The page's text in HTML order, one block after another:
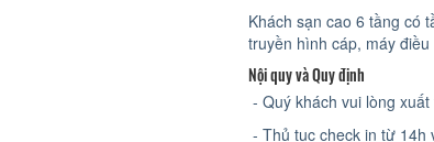
Khách sạn cao 6 tầng có
truyền hình cáp, máy
Nội quy và Quy định
- Quý khách vui lòng
- Thủ tục check in từ 14h